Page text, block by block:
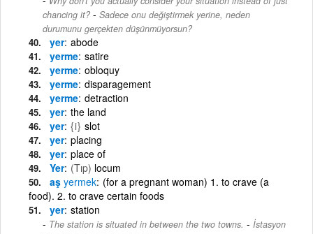
chancing it? - Sadece onu değiştirmek yerine, neden
durumunu gerçekten düşünmüyorsun?
yer abode
yerme satire
yerme obloquy
yerme disparagement
yerme detraction
yer the land
yer {i} slot
yer placing
yer place of
Yer (Tıp) locum
aş yermek (for a pregnant woman) 1. to crave (a
food). 2. to crave certain foods
yer station
The station is situated in between the two towns. - İstasyon